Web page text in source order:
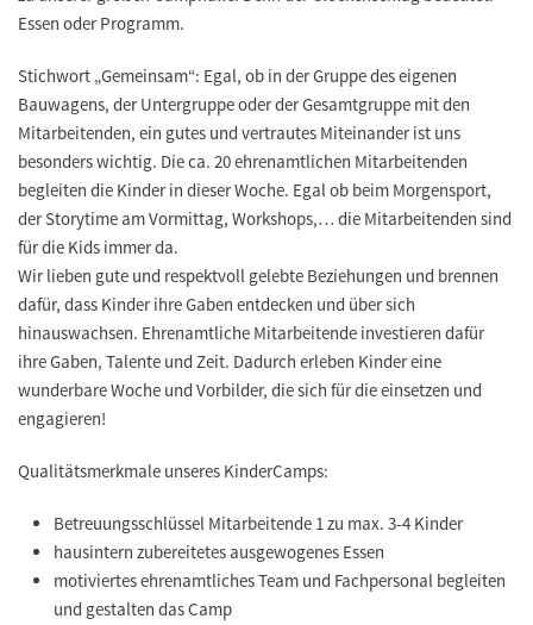
Essen oder Programm.
Stichwort „Gemeinsam“: Egal, ob in der Gruppe des eigenen
Bauwagens, der Untergruppe oder der Gesamtgruppe mit den
Mitarbeitenden, ein gutes und vertrautes Miteinander ist uns
besonders wichtig. Die ca. 20 ehrenamtlichen Mitarbeitenden
begleiten die Kinder in dieser Woche. Egal ob beim Morgensport,
der Storytime am Vormittag, Workshops,… die Mitarbeitenden sind
für die Kids immer da.
Wir lieben gute und respektvoll gelebte Beziehungen und brennen
dafür, dass Kinder ihre Gaben entdecken und über sich
hinauswachsen. Ehrenamtliche Mitarbeitende investieren dafür
ihre Gaben, Talente und Zeit. Dadurch erleben Kinder eine
wunderbare Woche und Vorbilder, die sich für die einsetzen und
engagieren!
Qualitätsmerkmale unseres KinderCamps:
Betreuungsschlüssel Mitarbeitende 1 zu max. 3-4 Kinder
hausintern zubereitetes ausgewogenes Essen
motiviertes ehrenamtliches Team und Fachpersonal begleiten
und gestalten das Camp